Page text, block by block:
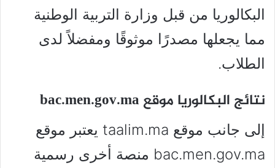
البكالوريا من قبل وزارة التربية الوطنية
مما يجعلها مصدرًا موثوقًا ومفضلاً لدى
الطلاب.
نتائج البكالوريا موقع bac.men.gov.ma
إلى جانب موقع taalim.ma يعتبر موقع
bac.men.gov.ma منصة أخرى رسمية